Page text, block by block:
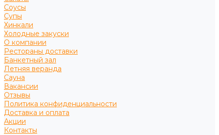
Соусы
Супы
Хинкали
Холодные закуски
О компании
Рестораны доставки
Банкетный зал
Летняя веранда
Сауна
Вакансии
Отзывы
Политика конфиденциальности
Доставка и оплата
Акции
Контакты